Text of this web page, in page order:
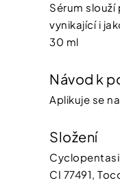
Sérum
vynikající i
30 ml
Návod k
Aplikuje se
Složení
CI 77491,